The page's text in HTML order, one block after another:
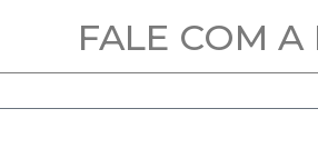
FALE COM A